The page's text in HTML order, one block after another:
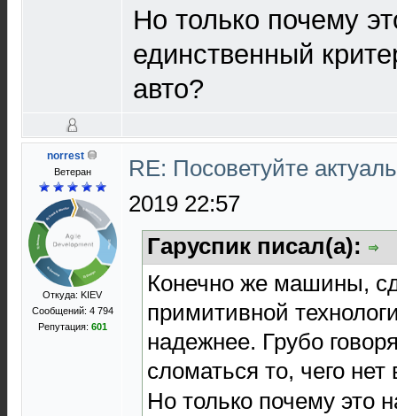
Но только почему
единственный
авто?
norrest
Ветеран
Откуда: KIEV
Сообщений: 4 794
Репутация: 601
RE: Посоветуйте
2019 22:57
Гаруспик писал(а):
Конечно же машины,
примитивной
надежнее. Грубо
сломаться то, чего нет
Но только почему это